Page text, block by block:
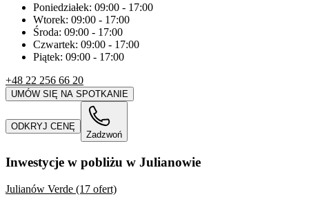
Poniedziałek: 09:00 - 17:00
Wtorek: 09:00 - 17:00
Środa: 09:00 - 17:00
Czwartek: 09:00 - 17:00
Piątek: 09:00 - 17:00
+48 22 256 66 20
UMÓW SIĘ NA SPOTKANIE
ODKRYJ CENĘ
Zadzwoń
Inwestycje w pobliżu w Julianowie
Julianów Verde (17 ofert)